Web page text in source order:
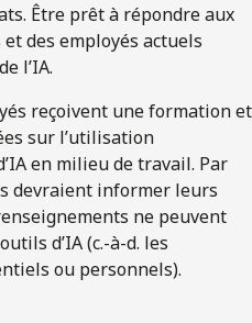
Être prêt à répondre aux
des employés actuels
l’IA.
reçoivent une formation et
sur l’utilisation
en milieu de travail. Par
devraient informer leurs
ne peuvent
d’IA (c.-à-d. les
ou personnels).